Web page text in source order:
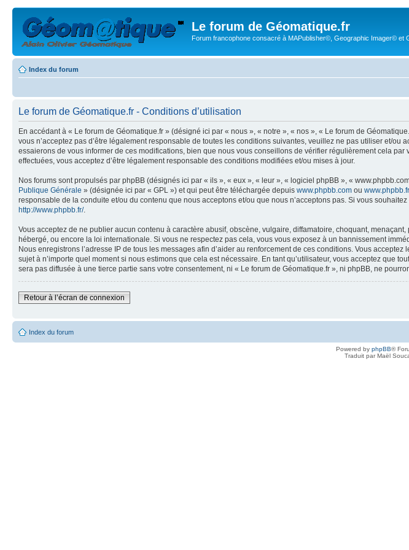
Le forum de Géomatique.fr
Forum francophone consacré à MAPublisher©, Geographic Imager© et
Index du forum
Le forum de Géomatique.fr - Conditions d’utilisation
En accédant à « Le forum de Géomatique.fr » (désigné ici par « nous », « notre », « nos », « Le forum de
vous n’acceptez pas d’être légalement responsable de toutes les conditions suivantes, veuillez ne pas utiliser et/
essaierons de vous informer de ces modifications, bien que nous vous conseillons de vérifier régulièrement cela
effectuées, vous acceptez d’être légalement responsable des conditions modifiées et/ou mises à jour.
Nos forums sont propulsés par phpBB (désignés ici par « ils », « eux », « leur », « logiciel phpBB », «
Publique Générale » (désignée ici par « GPL ») et qui peut être téléchargée depuis www.phpbb.com ou www.phpbb.fr
responsable de la conduite et/ou du contenu que nous acceptons et/ou que nous n’acceptons pas. Si vous
http://www.phpbb.fr/.
Vous acceptez de ne publier aucun contenu à caractère abusif, obscène, vulgaire, diffamatoire, choquant,
hébergé, ou encore la loi internationale. Si vous ne respectez pas cela, vous vous exposez à un bannissement
Nous enregistrons l’adresse IP de tous les messages afin d’aider au renforcement de ces conditions. Vous
sujet à n’importe quel moment si nous estimons que cela est nécessaire. En tant qu’utilisateur, vous acceptez que
sera pas diffusée à une tierce partie sans votre consentement, ni « Le forum de Géomatique.fr », ni phpBB, ne
Retour à l’écran de connexion
Index du forum
Powered by phpBB®
Traduit par Maël